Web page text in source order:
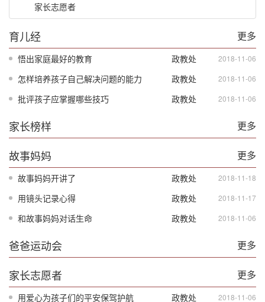
家长志愿者
育儿经 更多
悟出家庭最好的教育 政教处 2018-11-06
怎样培养孩子自己解决问题的能力 政教处 2018-11-06
批评孩子应掌握哪些技巧 政教处 2018-11-06
家长榜样 更多
故事妈妈 更多
故事妈妈开讲了 政教处 2018-11-18
用镜头记录心得 政教处 2018-11-17
和故事妈妈对话生命 政教处 2018-11-06
爸爸运动会 更多
家长志愿者 更多
用爱心为孩子们的平安保驾护航 政教处 2018-11-06